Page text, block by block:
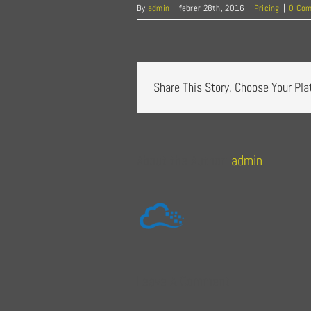
By admin | febrer 28th, 2016 | Pricing | 0
Share This Story, Choose Your
admin